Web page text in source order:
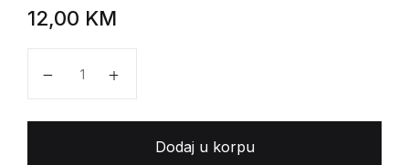
12,00 KM
Dodaj u korpu